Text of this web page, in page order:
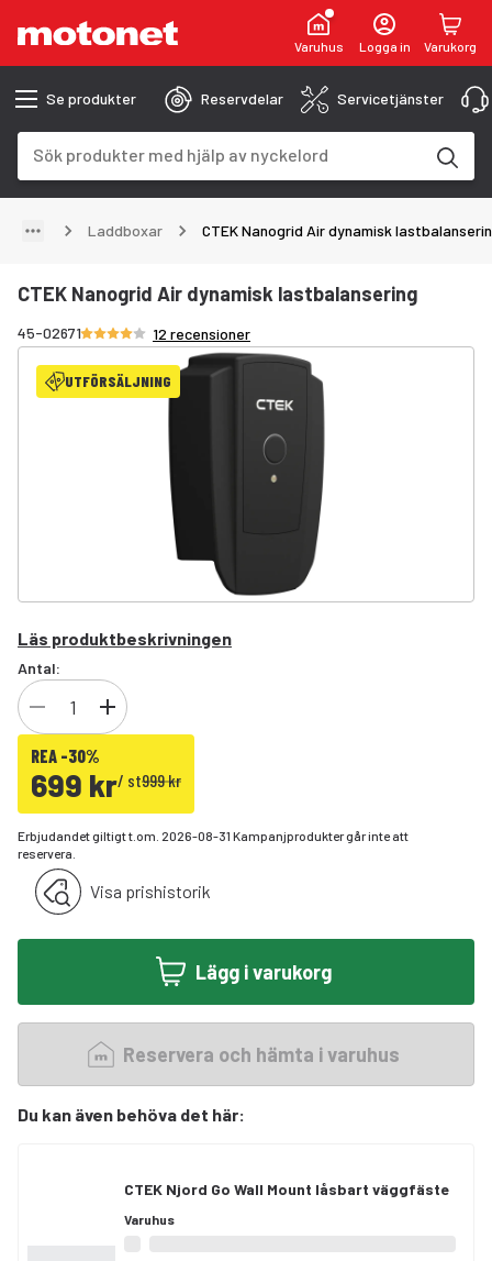
Varuhus Logga in Varukorg
Se produkter Reservdelar Servicetjänster
Laddboxar CTEK Nanogrid Air dynamisk
CTEK Nanogrid Air dynamisk lastbalansering
45-02671Betyg 4.2/5 stjärnor
12 recensioner
UTFÖRSÄLJNING
Läs produktbeskrivningen
Antal:
REA -30%
699 kr/ st999 kr
Erbjudandet giltigt t.om. 2026-08-31 Kampanjprodukter går inte att
reservera.
Visa prishistorik
Lägg i varukorg
Reservera och hämta i varuhus
Du kan även behöva det här:
CTEK Njord Go Wall Mount låsbart väggfäste
Varuhus